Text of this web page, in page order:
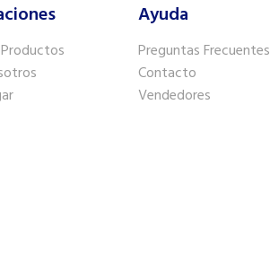
Ayuda
Preguntas Frecuentes
Contacto
Vendedores